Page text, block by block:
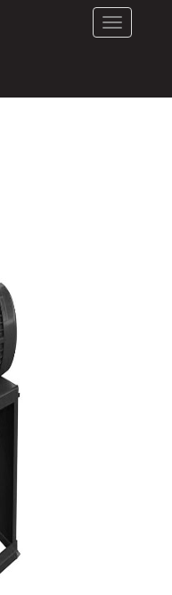
Rozwiń
nawigację